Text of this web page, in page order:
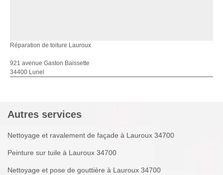
Réparation de toiture Lauroux
921 avenue Gaston Baissette
34400 Lunel
Autres services
Nettoyage et ravalement de façade à Lauroux 34700
Peinture sur tuile à Lauroux 34700
Nettoyage et pose de gouttière à Lauroux 34700